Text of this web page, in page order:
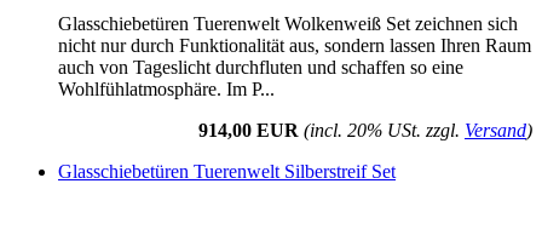
Glasschiebetüren Tuerenwelt Wolkenweiß Set zeichnen sich
nicht nur durch Funktionalität aus, sondern lassen Ihren Raum
auch von Tageslicht durchfluten und schaffen so eine
Wohlfühlatmosphäre. Im P...
914,00 EUR (incl. 20% USt. zzgl. Versand)
Glasschiebetüren Tuerenwelt Silberstreif Set